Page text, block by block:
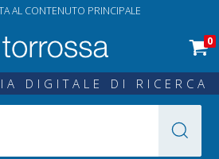
AL CONTENUTO PRINCIPALE
0
DIGITALE DI RICERCA